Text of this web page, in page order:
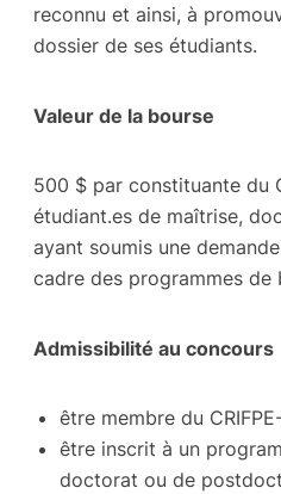
reconnu et ainsi, à
dossier de ses étudiants.
Valeur de la bourse
500 $ par constituante du
étudiant.es de maîtrise,
ayant soumis une
cadre des programmes de
Admissibilité au concours
être membre du
être inscrit à un
doctorat ou de